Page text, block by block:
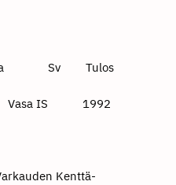
Sv Tulos
Vasa IS 1992
Kenttä-